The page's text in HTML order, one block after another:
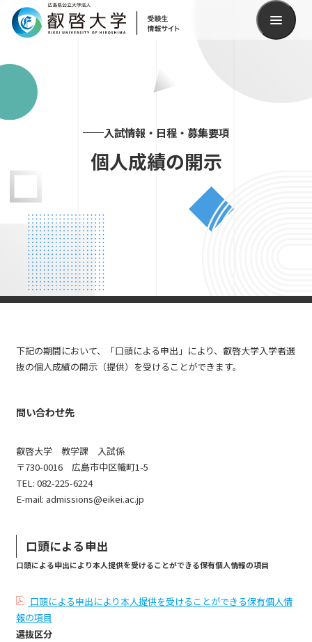
入試情報・日程・募集要項
個人成績の開示
下記の期間において、「口頭による申出」により、叡啓大学入学者選
抜の個人成績の開示（提供）を受けることができます。
問い合わせ先
叡啓大学 教学課 入試係
〒730-0016 広島市中区幟町1-5
TEL: 082-225-6224
E-mail: admissions@eikei.ac.jp
口頭による申出
口頭による申出により本人提供を受けることができる保有個人情報の項目
口頭による申出により本人提供を受けることができる保有個人情
報の項目
選抜区分